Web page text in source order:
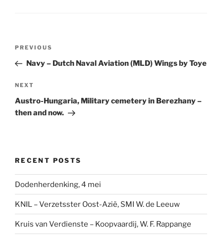
Previous
Post
PREVIOUS
Navy – Dutch Naval Aviation (MLD) Wings by Toye
Next
Post
NEXT
Austro-Hungaria, Military cemetery in Berezhany –
then and now.
RECENT POSTS
Dodenherdenking, 4 mei
KNIL – Verzetsster Oost-Azië, SMI W. de Leeuw
Kruis van Verdienste – Koopvaardij, W. F. Rappange